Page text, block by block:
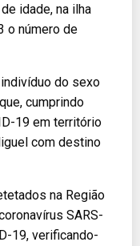
idade, na ilha
o número de
do sexo
cumprindo
19 em território
com destino
na Região
SARS-
19, verificando-